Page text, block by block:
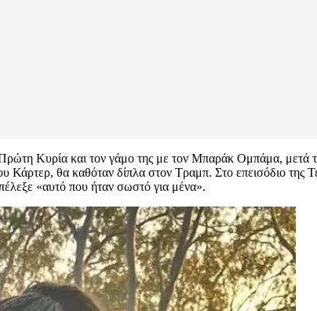
Κυρία και τον γάμο της με τον Μπαράκ Ομπάμα, μετά
Κάρτερ, θα καθόταν δίπλα στον Τραμπ. Στο επεισόδιο της
«αυτό που ήταν σωστό για μένα».